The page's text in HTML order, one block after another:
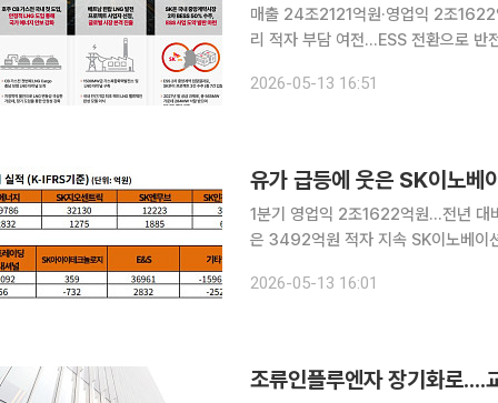
매출 24조2121억원·영업익 2조
리 적자 부담 여전…ESS 전환으로 반전 모색 SK이노베이션이 중동 분쟁에 따른
했지만, 배터리 자회사 SK온은 여전
2026-05-13 16:51
유가 급등에 웃은 SK이노
1분기 영업익 2조1622억원…전년 대
은 3492억원 적자 지속 SK이노베이션이 중동 분쟁에 따른 유가 급등과 정제마진 개선에 힘입어
시점 차이에서 발생한 래깅효과와 재
2026-05-13 16:01
조류인플루엔자 장기화로....